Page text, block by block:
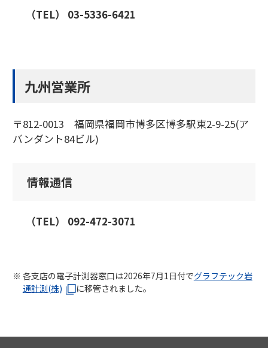
（TEL） 03-5336-6421
九州営業所
〒812-0013 福岡県福岡市博多区博多駅東2-9-25(ア
バンダント84ビル)
情報通信
（TEL） 092-472-3071
各支店の電子計測器窓口は2026年7月1日付でグラフテック岩
通計測(株)
に移管されました。